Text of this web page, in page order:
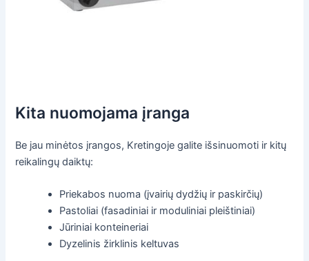
Kita nuomojama įranga
Be jau minėtos įrangos, Kretingoje galite išsinuomoti ir kitų
reikalingų daiktų:
Priekabos nuoma (įvairių dydžių ir paskirčių)
Pastoliai (fasadiniai ir moduliniai pleištiniai)
Jūriniai konteineriai
Dyzelinis žirklinis keltuvas